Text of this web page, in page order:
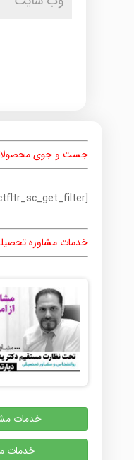
جست و جوی
[prdctfltr_sc_get_filter]
خدمات مشاوره
خدمات
خدمات